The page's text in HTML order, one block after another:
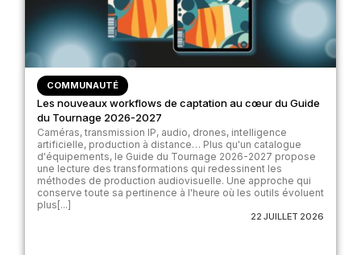
COMMUNAUTÉ
Les nouveaux workflows de captation au cœur du Guide
du Tournage 2026-2027
Caméras, transmission IP, audio, drones, intelligence
artificielle, production à distance… Plus qu'un catalogue
d'équipements, le Guide du Tournage 2026-2027 propose
une lecture des transformations qui redessinent les
méthodes de production audiovisuelle. Une approche qui
conserve toute sa pertinence à l'heure où les outils évoluent
plus[...]
22 JUILLET 2026